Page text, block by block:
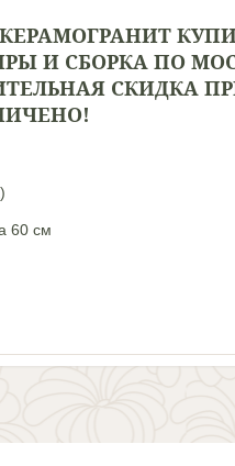
КЕРАМОГРАНИТ
И СБОРКА ПО
СКИДКА
60 см